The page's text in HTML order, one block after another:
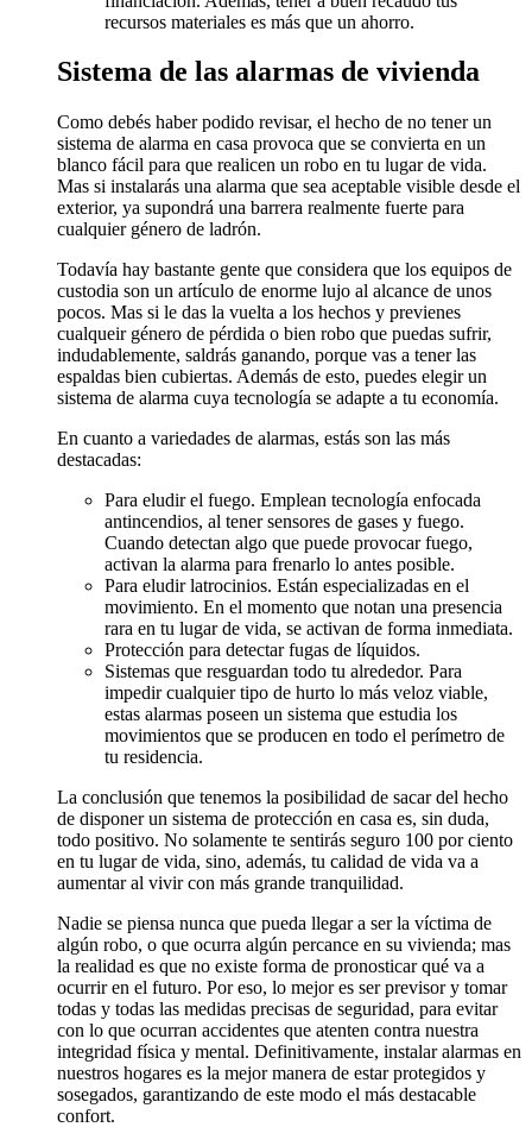
recursos materiales es más que un ahorro.
Sistema de las alarmas de vivienda
Como debés haber podido revisar, el hecho de no tener un
sistema de alarma en casa provoca que se convierta en un
blanco fácil para que realicen un robo en tu lugar de vida.
Mas si instalarás una alarma que sea aceptable visible desde el
exterior, ya supondrá una barrera realmente fuerte para
cualquier género de ladrón.
Todavía hay bastante gente que considera que los equipos de
custodia son un artículo de enorme lujo al alcance de unos
pocos. Mas si le das la vuelta a los hechos y previenes
cualqueir género de pérdida o bien robo que puedas sufrir,
indudablemente, saldrás ganando, porque vas a tener las
espaldas bien cubiertas. Además de esto, puedes elegir un
sistema de alarma cuya tecnología se adapte a tu economía.
En cuanto a variedades de alarmas, estás son las más
destacadas:
Para eludir el fuego. Emplean tecnología enfocada
antincendios, al tener sensores de gases y fuego.
Cuando detectan algo que puede provocar fuego,
activan la alarma para frenarlo lo antes posible.
Para eludir latrocinios. Están especializadas en el
movimiento. En el momento que notan una presencia
rara en tu lugar de vida, se activan de forma inmediata.
Protección para detectar fugas de líquidos.
Sistemas que resguardan todo tu alrededor. Para
impedir cualquier tipo de hurto lo más veloz viable,
estas alarmas poseen un sistema que estudia los
movimientos que se producen en todo el perímetro de
tu residencia.
La conclusión que tenemos la posibilidad de sacar del hecho
de disponer un sistema de protección en casa es, sin duda,
todo positivo. No solamente te sentirás seguro 100 por ciento
en tu lugar de vida, sino, además, tu calidad de vida va a
aumentar al vivir con más grande tranquilidad.
Nadie se piensa nunca que pueda llegar a ser la víctima de
algún robo, o que ocurra algún percance en su vivienda; mas
la realidad es que no existe forma de pronosticar qué va a
ocurrir en el futuro. Por eso, lo mejor es ser previsor y tomar
todas y todas las medidas precisas de seguridad, para evitar
con lo que ocurran accidentes que atenten contra nuestra
integridad física y mental. Definitivamente, instalar alarmas en
nuestros hogares es la mejor manera de estar protegidos y
sosegados, garantizando de este modo el más destacable
confort.